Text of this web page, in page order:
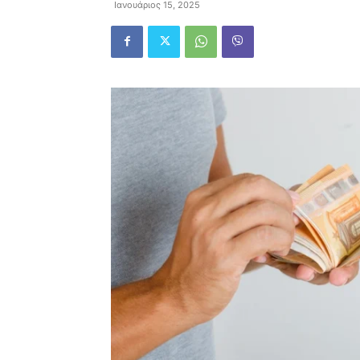
Ιανουάριος 15, 2025